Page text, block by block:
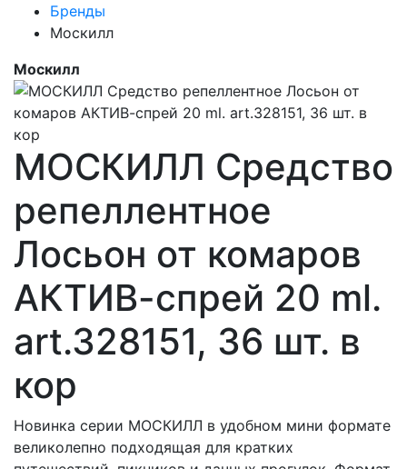
Бренды
Москилл
Москилл
МОСКИЛЛ Средство
репеллентное
Лосьон от комаров
АКТИВ-спрей 20 ml.
art.328151, 36 шт. в
кор
Новинка серии МОСКИЛЛ в удобном мини формате
великолепно подходящая для кратких